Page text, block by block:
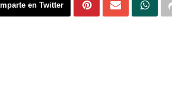
en Twitter